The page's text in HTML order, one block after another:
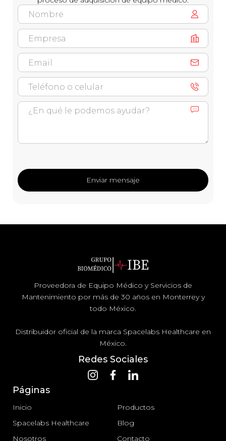
Proveedora de Equipo Médico y Servicios de
Mantenimiento por más de 30 años en Monterrey y
todo México.
Distribuidor oficial de la marca Spacelabs Healthcare en
México.
Redes Sociales
Páginas
Inicio
Productos
Spacelabs Healthcare
Blog
Nosotros
Contacto